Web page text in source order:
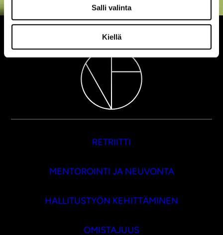
Salli valinta
Kiellä
RETRIITTI
MENTOROINTI JA NEUVONTA
HALLITUSTYÖN KEHITTÄMINEN
OMISTAJUUS